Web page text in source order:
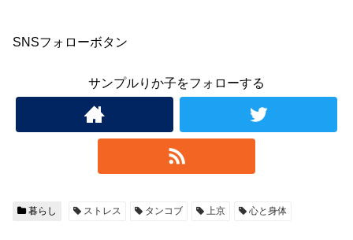
SNSフォローボタン
サンプルりか子をフォローする
暮らし ストレス タンコブ 上京 心と身体